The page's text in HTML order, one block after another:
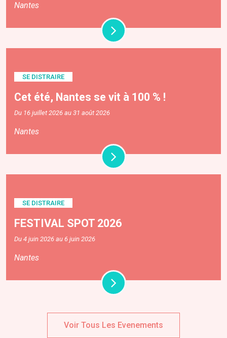
Nantes
SE DISTRAIRE
Cet été, Nantes se vit à 100 % !
Du 16 juillet 2026 au 31 août 2026
Nantes
SE DISTRAIRE
FESTIVAL SPOT 2026
Du 4 juin 2026 au 6 juin 2026
Nantes
Voir Tous Les Evenements